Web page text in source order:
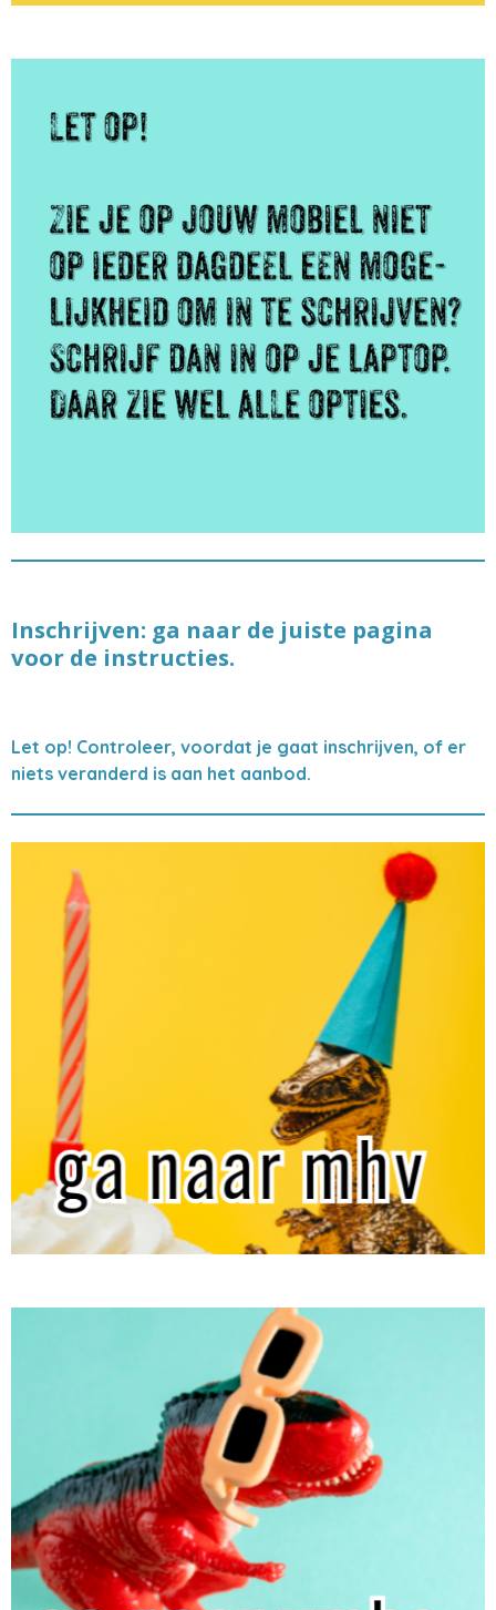
Inschrijven: ga naar de juiste pagina
voor de instructies.
Let op! Controleer, voordat je gaat inschrijven, of er
niets veranderd is aan het aanbod.